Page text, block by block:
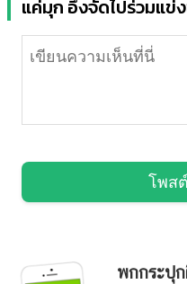
แค่มุก อึ้งจัดไปร่วมแข่
โพส
พกกระปุ